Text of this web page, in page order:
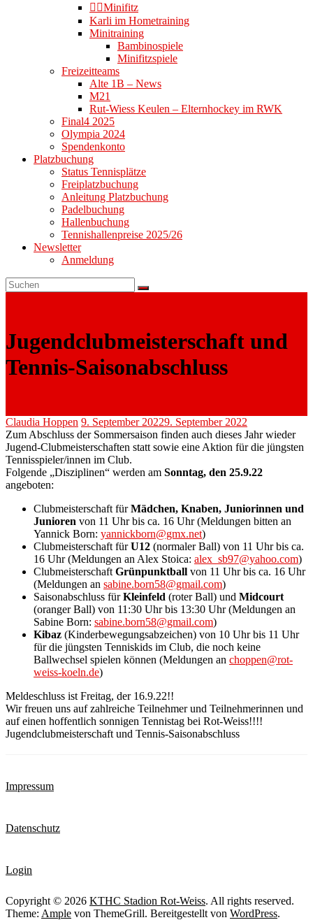
👉🏻Minifitz
Karli im Hometraining
Minitraining
Bambinospiele
Minifitzspiele
Freizeitteams
Alte 1B – News
M21
Rut-Wiess Keulen – Elternhockey im RWK
Final4 2025
Olympia 2024
Spendenkonto
Platzbuchung
Status Tennisplätze
Freiplatzbuchung
Anleitung Platzbuchung
Padelbuchung
Hallenbuchung
Tennishallenpreise 2025/26
Newsletter
Anmeldung
Jugendclubmeisterschaft und
Tennis-Saisonabschluss
Claudia Hoppen 9. September 20229. September 2022
Zum Abschluss der Sommersaison finden auch dieses Jahr wieder
Jugend-Clubmeisterschaften statt sowie eine Aktion für die jüngsten
Tennisspieler/innen im Club.
Folgende „Disziplinen“ werden am Sonntag, den 25.9.22
angeboten:
Clubmeisterschaft fürMädchen, Knaben, Juniorinnen und
Junioren von 11 Uhr bis ca. 16 Uhr (Meldungen bitten an
Yannick Born: yannickborn@gmx.net)
Clubmeisterschaft fürU12 (normaler Ball) von 11 Uhr bis ca.
16 Uhr (Meldungen an Alex Stoica: alex_sb97@yahoo.com)
Clubmeisterschaft Grünpunktball von 11 Uhr bis ca. 16 Uhr
(Meldungen an sabine.born58@gmail.com)
Saisonabschluss fürKleinfeld (roter Ball) und Midcourt
(oranger Ball) von 11:30 Uhr bis 13:30 Uhr (Meldungen an
Sabine Born: sabine.born58@gmail.com)
Kibaz (Kinderbewegungsabzeichen) von 10 Uhr bis 11 Uhr
für die jüngsten Tenniskids im Club, die noch keine
Ballwechsel spielen können (Meldungen an choppen@rot-
weiss-koeln.de)
Meldeschluss ist Freitag, der 16.9.22!!
Wir freuen uns auf zahlreiche Teilnehmer und Teilnehmerinnen und
auf einen hoffentlich sonnigen Tennistag bei Rot-Weiss!!!!
Jugendclubmeisterschaft und Tennis-Saisonabschluss
Impressum
Datenschutz
Login
Copyright © 2026 KTHC Stadion Rot-Weiss. All rights reserved.
Theme: Ample von ThemeGrill. Bereitgestellt von WordPress.